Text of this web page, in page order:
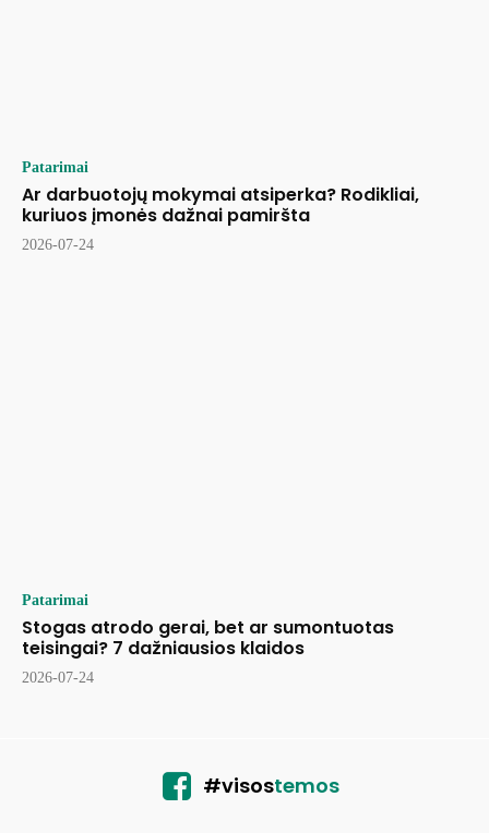
Patarimai
Ar darbuotojų mokymai atsiperka? Rodikliai,
kuriuos įmonės dažnai pamiršta
2026-07-24
Patarimai
Stogas atrodo gerai, bet ar sumontuotas
teisingai? 7 dažniausios klaidos
2026-07-24
#visostemos